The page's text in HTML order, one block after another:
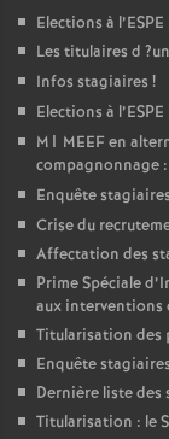
Elections à l’ESPE
Les titulaires d ?un
Infos stagiaires !
Elections à l’ESPE
M1 MEEFen
compagnonnage
Enquête
Crise du
Affectation des
Prime Spéciale
aux interventions
Titularisation des
Enquête
Dernière liste
Titularisation : le